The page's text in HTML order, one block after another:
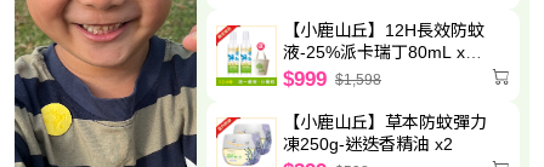
【小鹿山丘】12H長效防蚊
液-25%派卡瑞丁80mL x2
送圓筒帆布袋
$999 $1,598
【小鹿山丘】草本防蚊彈力
凍250g-迷迭香精油 x2